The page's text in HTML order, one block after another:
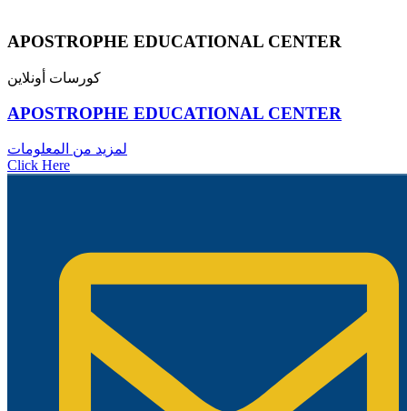
APOSTROPHE EDUCATIONAL CENTER
كورسات أونلاين
APOSTROPHE EDUCATIONAL CENTER
لمزيد من المعلومات
Click Here